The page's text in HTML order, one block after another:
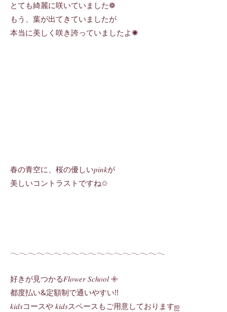
とても綺麗に咲いていました❁
もう、葉が出てきていましたが
本当に美しく咲き誇っていましたよ✺
春の青空に、桜の優しい𝑝𝑖𝑛𝑘が
美しいコントラストですね✩
𓂃𓂃𓂃𓂃𓂃𓂃𓂃𓂃𓂃𓂃𓂃𓂃𓂃𓂃𓂃𓂃𓂃𓂃
好きが見つかる𝐹𝑙𝑜𝑤𝑒𝑟 𝑆𝑐ℎ𝑜𝑜𝑙 𖧷
都度払い&定額制で通いやすい!!
𝑘𝑖𝑑𝑠コースや 𝑘𝑖𝑑𝑠スペースもご用意しておりますஐ